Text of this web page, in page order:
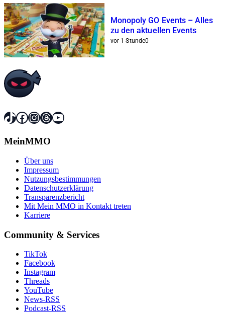
Monopoly GO Events – Alles
zu den aktuellen Events
vor 1 Stunde0
TikTok
Facebook
Instagram
Threads
YouTube
MeinMMO
Über uns
Impressum
Nutzungsbestimmungen
Datenschutzerklärung
Transparenzbericht
Mit Mein MMO in Kontakt treten
Karriere
Community & Services
TikTok
Facebook
Instagram
Threads
YouTube
News-RSS
Podcast-RSS